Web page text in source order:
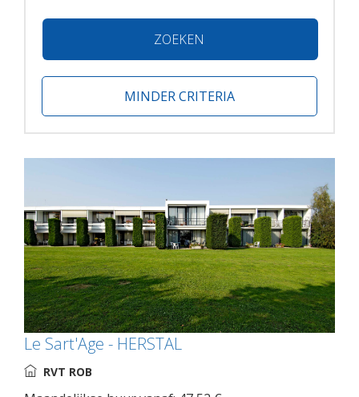
ZOEKEN
MINDER CRITERIA
Le Sart'Age - HERSTAL
RVT ROB